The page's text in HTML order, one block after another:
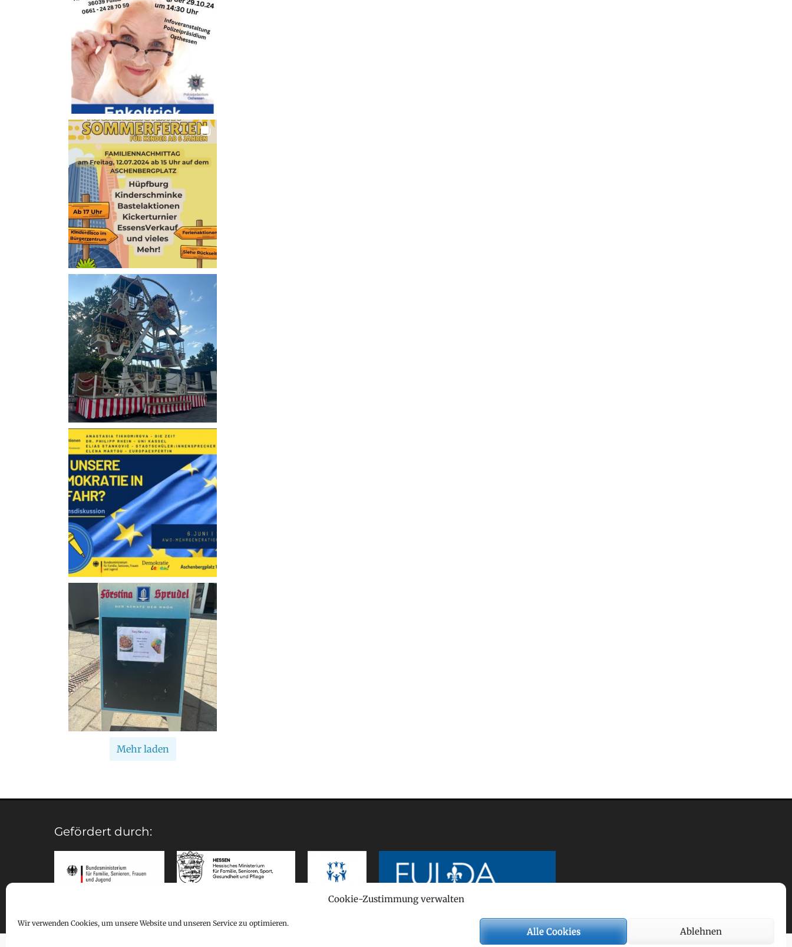
Cookie-Zustimmung verwalten
Wir verwenden Cookies, um unsere Website und unseren Service zu optimieren.
Alle Cookies Ablehnen
Mehr laden
Gefördert durch: